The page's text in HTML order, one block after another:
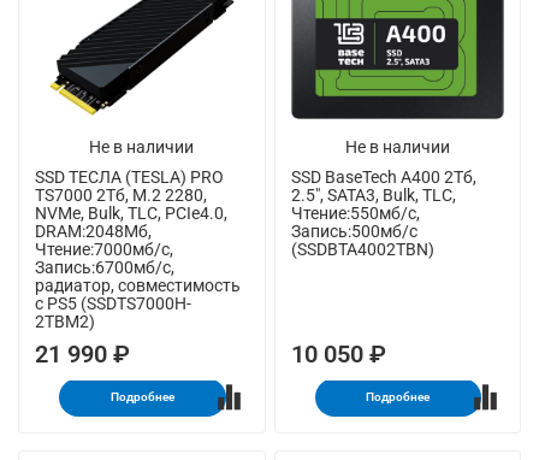
Не в наличии
SSD ТЕСЛА (TESLA) PRO
TS7000 2Тб, M.2 2280,
NVMe, Bulk, TLC, PCIe4.0,
DRAM:2048Мб,
Чтение:7000мб/с,
Запись:6700мб/с,
радиатор, совместимость
с PS5 (SSDTS7000H-
2TBM2)
21 990 ₽
Подробнее
Не в наличии
SSD BaseTech A400 2Тб,
2.5", SATA3, Bulk, TLC,
Чтение:550мб/с,
Запись:500мб/с
(SSDBTA4002TBN)
10 050 ₽
Подробнее